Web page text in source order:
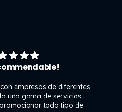
empresas de diferentes
una gama de servicios
todo tipo de